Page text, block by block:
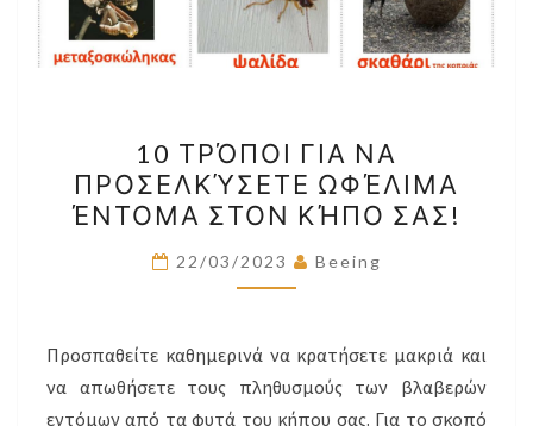
ΤΡΌΠΟΙ
ΓΙΑ
ΝΑ
ΠΡΟΣΕΛΚΎΣΕΤΕ
ΩΦΈΛΙΜΑ
ΣΤΟΝ
ΚΉΠΟ
ΣΑΣ!
10 ΤΡΌΠΟΙ ΓΙΑ ΝΑ
ΠΡΟΣΕΛΚΎΣΕΤΕ ΩΦΈΛΙΜΑ
ΈΝΤΟΜΑ ΣΤΟΝ ΚΉΠΟ ΣΑΣ!
22/03/2023 Beeing
Προσπαθείτε καθημερινά να κρατήσετε μακριά και
να απωθήσετε τους πληθυσμούς των βλαβερών
εντόμων από τα φυτά του κήπου σας. Για το σκοπό